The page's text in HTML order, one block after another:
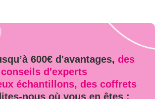
600€ d'avantages, des
conseils d'experts
échantillons, des coffrets
nous où vous en êtes :